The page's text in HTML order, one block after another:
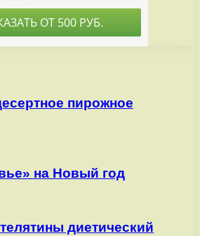
пирожное
на Новый год
диетический